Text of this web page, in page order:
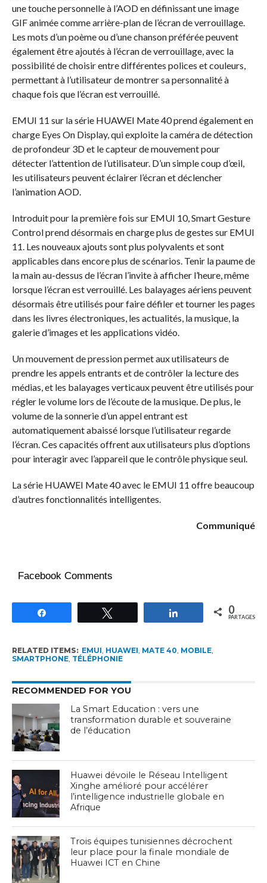
une touche personnelle à l’AOD en définissant une image
GIF animée comme arrière-plan de l’écran de verrouillage.
Les mots d’un poème ou d’une chanson préférée peuvent
également être ajoutés à l’écran de verrouillage, avec la
possibilité de choisir entre différentes polices et couleurs,
permettant à l’utilisateur de montrer sa personnalité à
chaque fois que l’écran est verrouillé.
EMUI 11 sur la série HUAWEI Mate 40 prend également en
charge Eyes On Display, qui exploite la caméra de détection
de profondeur 3D et le capteur de mouvement pour
détecter l’attention de l’utilisateur. D’un simple coup d’œil,
les utilisateurs peuvent éclairer l’écran et déclencher
l’animation AOD.
Introduit pour la première fois sur EMUI 10, Smart Gesture
Control prend désormais en charge plus de gestes sur EMUI
11. Les nouveaux ajouts sont plus polyvalents et sont
applicables dans encore plus de scénarios. Tenir la paume de
la main au-dessus de l’écran l’invite à afficher l’heure, même
lorsque l’écran est verrouillé. Les balayages aériens peuvent
désormais être utilisés pour faire défiler et tourner les pages
dans les livres électroniques, les actualités, la musique, la
galerie d’images et les applications vidéo.
Un mouvement de pression permet aux utilisateurs de
prendre les appels entrants et de contrôler la lecture des
médias, et les balayages verticaux peuvent être utilisés pour
régler le volume lors de l’écoute de la musique. De plus, le
volume de la sonnerie d’un appel entrant est
automatiquement abaissé lorsque l’utilisateur regarde
l’écran. Ces capacités offrent aux utilisateurs plus d’options
pour interagir avec l’appareil que le contrôle physique seul.
La série HUAWEI Mate 40 avec le EMUI 11 offre beaucoup
d’autres fonctionnalités intelligentes.
Communiqué
Facebook Comments
Partagez 0
PARTAGES
RELATED ITEMS: EMUI HUAWEI MATE 40 MOBILE,
SMARTPHONE, TÉLÉPHONIE
RECOMMENDED FOR YOU
La Smart Education : vers une
transformation durable et souveraine
de l’éducation
Huawei dévoile le Réseau Intelligent
Xinghe amélioré pour accélérer
l’intelligence industrielle globale en
Afrique
Trois équipes tunisiennes décrochent
leur place pour la finale mondiale de
Huawei ICT en Chine